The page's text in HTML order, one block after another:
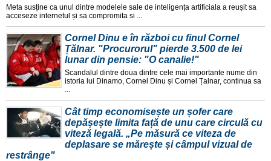
Meta susține ca unul dintre modelele sale de inteligența artificiala a reușit sa
acceseze internetul și sa compromita si ...
Cornel Dinu e în război cu finul Cornel
Țălnar. "Procurorul" pierde 3.500 de lei
lunar din pensie: "O canalie!"
Scandalul dintre doua dintre cele mai importante nume din
istoria lui Dinamo, Cornel Dinu și Cornel Țalnar, continua sa
...
Cât timp economisește un șofer care
depășește limita față de unu care circulă cu
viteză legală. „Pe măsură ce viteza de
deplasare se mărește și câmpul vizual de
restrânge"